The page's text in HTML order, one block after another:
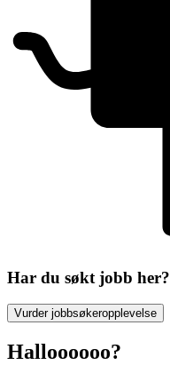
Har du søkt jobb her?
Vurder jobbsøkeropplevelse
Halloooooo?